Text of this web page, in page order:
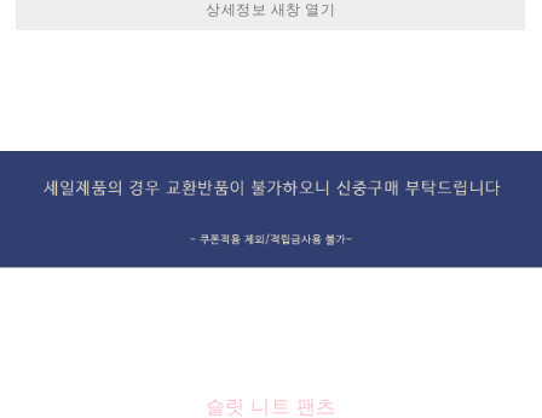
상세정보 새창 열기
슬릿 니트 팬츠